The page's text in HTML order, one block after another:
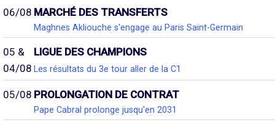
06/08 MARCHÉ DES TRANSFERTS
Maghnes Akliouche s'engage au Paris Saint-Germain
05 &
04/08
LIGUE DES CHAMPIONS
Les résultats du 3e tour aller de la C1
05/08 PROLONGATION DE CONTRAT
Pape Cabral prolonge jusqu'en 2031